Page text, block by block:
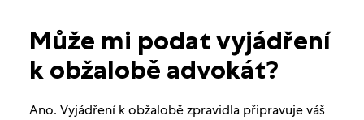
Může mi podat vyjádření
k obžalobě advokát?
Ano. Vyjádření k obžalobě zpravidla připravuje váš